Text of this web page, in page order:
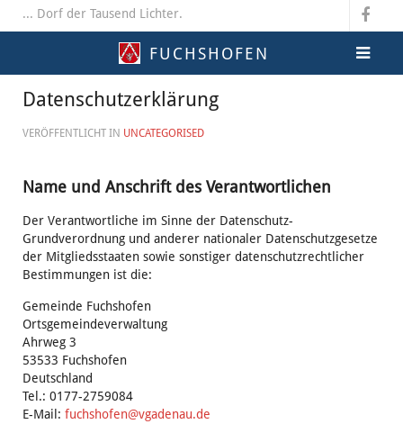
... Dorf der Tausend Lichter.
FUCHSHOFEN
Datenschutzerklärung
VERÖFFENTLICHT IN UNCATEGORISED
Name und Anschrift des Verantwortlichen
Der Verantwortliche im Sinne der Datenschutz-
Grundverordnung und anderer nationaler Datenschutzgesetze
der Mitgliedsstaaten sowie sonstiger datenschutzrechtlicher
Bestimmungen ist die:
Gemeinde Fuchshofen
Ortsgemeindeverwaltung
Ahrweg 3
53533 Fuchshofen
Deutschland
Tel.: 0177-2759084
E-Mail: fuchshofen@vgadenau.de